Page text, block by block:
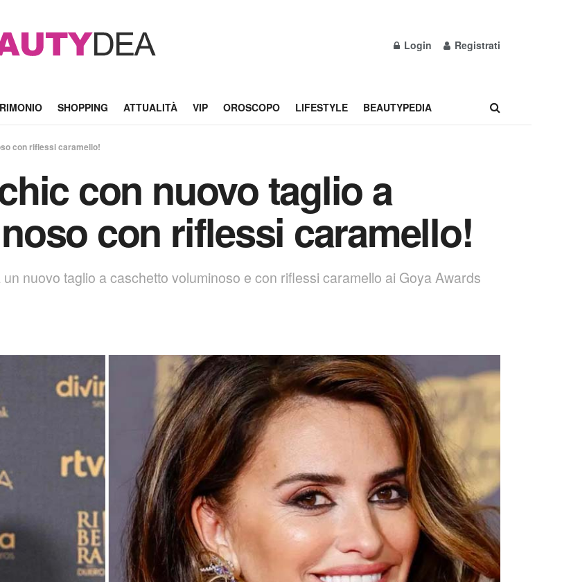
Login Registrati
SHOPPING ATTUALITÀ VIP OROSCOPO LIFESTYLE BEAUTYPEDIA
con riflessi caramello!
con nuovo taglio a
con riflessi caramello!
nuovo taglio a caschetto voluminoso e con riflessi caramello ai Goya Awards